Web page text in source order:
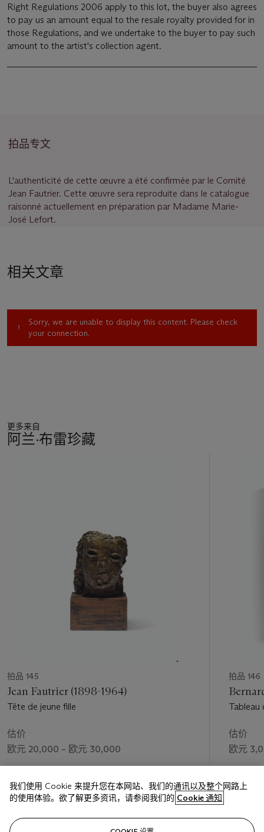
Right Regulations 2006 apply to this lot, the buyer also agrees
to pay us an amount equal to the resale royalty provided for in
those Regulations, and we undertake to the buyer to pay such
amount to the artist's collection agent.
拍品专文
L'authenticité de cette œuvre a été confirmée par le Comité
Jean Fautrier. Cette œuvre sera reproduite dans le catalogue
raisonné actuellement en préparation par Madame Marie-
José Lefort.
相关文章
Sorry, we are unable to display this content. Please check
your connection.
更多来自
阿兰·布雷珍藏
拍品 145
Jean Fautrier (1898-1964)
Tête de jeune fille
估价
欧元 20,000 – 欧元 30,000
欧元 47,500
拍品 146
Tableau
估价
欧元
欧元
我们使用 Cookie 来提升您在本网站、我们的通讯以及整个网路上
的使用体验。欲了解更多资讯，请参阅我们的 Cookie 通知